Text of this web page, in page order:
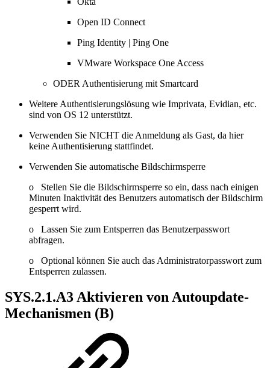
Open ID Connect
Ping Identity | Ping One
VMware Workspace One Access
ODER Authentisierung mit Smartcard
Weitere Authentisierungslösung wie Imprivata, Evidian, etc.
sind von OS 12 unterstützt.
Verwenden Sie NICHT die Anmeldung als Gast, da hier
keine Authentisierung stattfindet.
Verwenden Sie automatische Bildschirmsperre
o Stellen Sie die Bildschirmsperre so ein, dass nach einigen
Minuten Inaktivität des Benutzers automatisch der Bildschirm
gesperrt wird.
o Lassen Sie zum Entsperren das Benutzerpasswort
abfragen.
o Optional können Sie auch das Administratorpasswort zum
Entsperren zulassen.
SYS.2.1.A3 Aktivieren von Autoupdate-
Mechanismen (B)